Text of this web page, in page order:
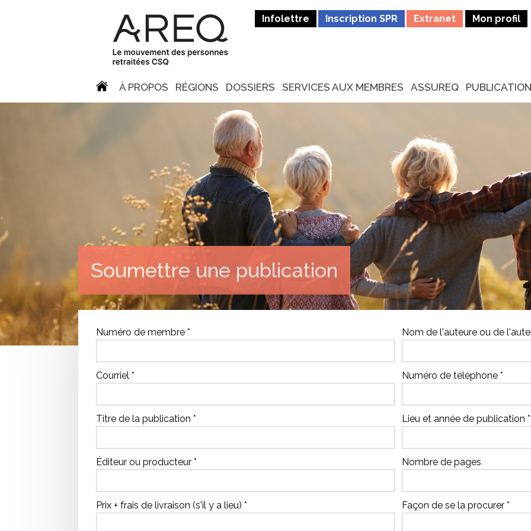
Infolettre Inscription SPR Extranet Mon profil
À PROPOS RÉGIONS DOSSIERS SERVICES AUX MEMBRES ASSUREQ
Soumettre une publication
Numéro de membre * Nom de l'auteure ou de
Courriel * Numéro de téléphone *
Titre de la publication * Lieu et année de publication *
Éditeur ou producteur * Nombre de pages
Prix + frais de livraison (s'il y a lieu) * Façon de se la procurer *